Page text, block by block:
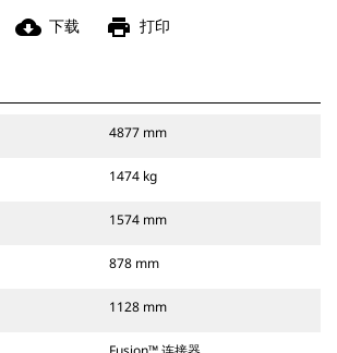
cloud_download 下载 print 打印
4877 mm
1474 kg
1574 mm
878 mm
1128 mm